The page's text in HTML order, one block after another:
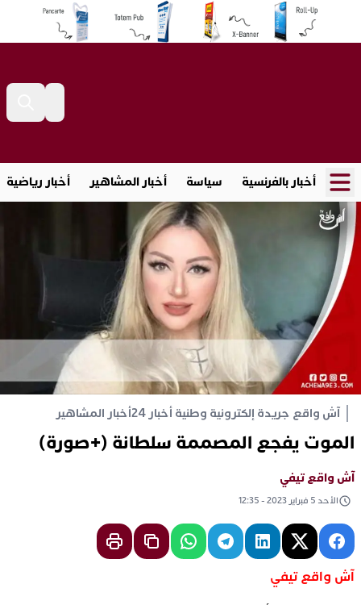
أخبار بالفرنسية سياسة أخبار المشاهير أخبار رياضية
آش واقع جريدة إلكترونية وطنية أخبار 24 أخبار المشاهير
الموت يفجع المصممة سلطانة (+صورة)
آش واقع تيفي
الأحد 5 فبراير 2023 - 12:35
آش واقع تيفي